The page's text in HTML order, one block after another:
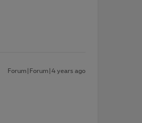
Forum|Forum|4 years ago